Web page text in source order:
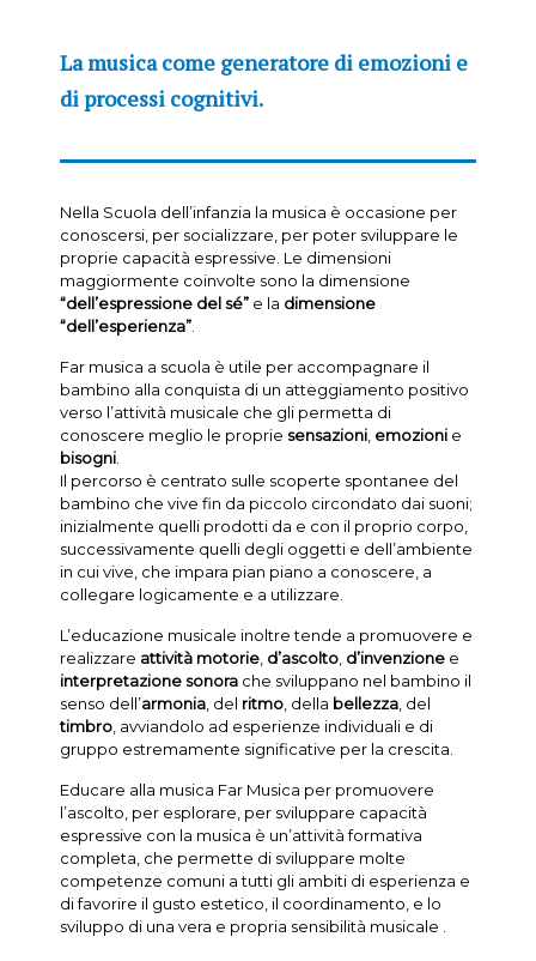
La musica come generatore di emozioni e
di processi cognitivi.
Nella Scuola dell’infanzia la musica è occasione per
conoscersi, per socializzare, per poter sviluppare le
proprie capacità espressive. Le dimensioni
maggiormente coinvolte sono la dimensione
“dell’espressione del sé”e la dimensione
“dell’esperienza”.
Far musica a scuola è utile per accompagnare il
bambino alla conquista di un atteggiamento positivo
verso l’attività musicale che gli permetta di
conoscere meglio le proprie sensazioni, emozionie
bisogni.
Il percorso è centrato sulle scoperte spontanee del
bambino che vive fin da piccolo circondato dai suoni;
inizialmente quelli prodotti da e con il proprio corpo,
successivamente quelli degli oggetti e dell’ambiente
in cui vive, che impara pian piano a conoscere, a
collegare logicamente e a utilizzare.
L’educazione musicale inoltre tende a promuovere e
realizzare attività motorie, d’ascolto, d’invenzionee
interpretazione sonorache sviluppano nel bambino il
senso dell’armonia, del ritmo, della bellezza, del
timbro, avviandolo ad esperienze individuali e di
gruppo estremamente significative per la crescita.
Educare alla musica Far Musica per promuovere
l’ascolto, per esplorare, per sviluppare capacità
espressive con la musica è un’attività formativa
completa, che permette di sviluppare molte
competenze comuni a tutti gli ambiti di esperienza e
di favorire il gusto estetico, il coordinamento, e lo
sviluppo di una vera e propria sensibilità musicale .